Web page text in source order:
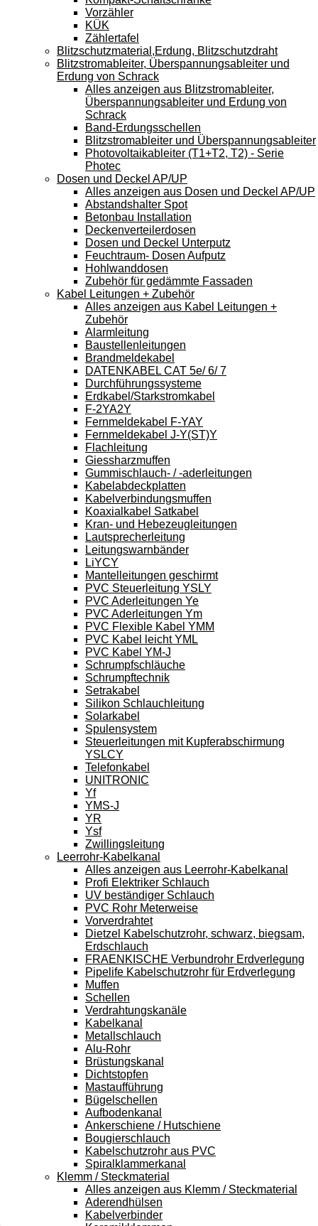
Vorzähler
KÜK
Zählertafel
Blitzschutzmaterial,Erdung, Blitzschutzdraht
Blitzstromableiter, Überspannungsableiter und
Erdung von Schrack
Alles anzeigen aus Blitzstromableiter,
Überspannungsableiter und Erdung von
Schrack
Band-Erdungsschellen
Blitzstromableiter und Überspannungsableiter
Photovoltaikableiter (T1+T2, T2) - Serie
Photec
Dosen und Deckel AP/UP
Alles anzeigen aus Dosen und Deckel AP/UP
Abstandshalter Spot
Betonbau Installation
Deckenverteilerdosen
Dosen und Deckel Unterputz
Feuchtraum- Dosen Aufputz
Hohlwanddosen
Zubehör für gedämmte Fassaden
Kabel Leitungen + Zubehör
Alles anzeigen aus Kabel Leitungen +
Zubehör
Alarmleitung
Baustellenleitungen
Brandmeldekabel
DATENKABEL CAT 5e/ 6/ 7
Durchführungssysteme
Erdkabel/Starkstromkabel
F-2YA2Y
Fernmeldekabel F-YAY
Fernmeldekabel J-Y(ST)Y
Flachleitung
Giessharzmuffen
Gummischlauch- / -aderleitungen
Kabelabdeckplatten
Kabelverbindungsmuffen
Koaxialkabel Satkabel
Kran- und Hebezeugleitungen
Lautsprecherleitung
Leitungswarnbänder
LiYCY
Mantelleitungen geschirmt
PVC Steuerleitung YSLY
PVC Aderleitungen Ye
PVC Aderleitungen Ym
PVC Flexible Kabel YMM
PVC Kabel leicht YML
PVC Kabel YM-J
Schrumpfschläuche
Schrumpftechnik
Setrakabel
Silikon Schlauchleitung
Solarkabel
Spulensystem
Steuerleitungen mit Kupferabschirmung
YSLCY
Telefonkabel
UNITRONIC
Yf
YMS-J
YR
Ysf
Zwillingsleitung
Leerrohr-Kabelkanal
Alles anzeigen aus Leerrohr-Kabelkanal
Profi Elektriker Schlauch
UV beständiger Schlauch
PVC Rohr Meterweise
Vorverdrahtet
Dietzel Kabelschutzrohr, schwarz, biegsam,
Erdschlauch
FRAENKISCHE Verbundrohr Erdverlegung
Pipelife Kabelschutzrohr für Erdverlegung
Muffen
Schellen
Verdrahtungskanäle
Kabelkanal
Metallschlauch
Alu-Rohr
Brüstungskanal
Dichtstopfen
Mastaufführung
Bügelschellen
Aufbodenkanal
Ankerschiene / Hutschiene
Bougierschlauch
Kabelschutzrohr aus PVC
Spiralklammerkanal
Klemm / Steckmaterial
Alles anzeigen aus Klemm / Steckmaterial
Aderendhülsen
Kabelverbinder